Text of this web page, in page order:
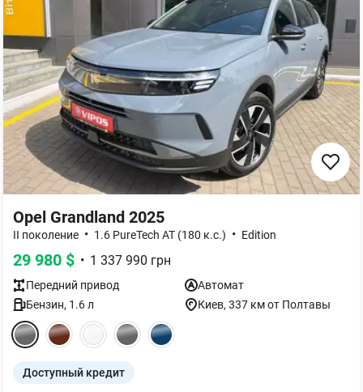
Opel Grandland 2025
II поколение • 1.6 PureTech AT (180 к.с.) • Edition
29 980 $ • 1 337 990 грн
Передний привод
Автомат
Бензин, 1.6л Киев, 337 км от Полтавы
Доступный кредит